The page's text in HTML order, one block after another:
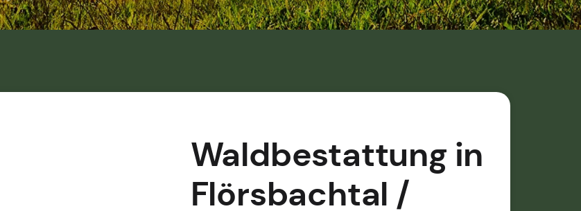
Waldbestattung in
Flörsbachtal /